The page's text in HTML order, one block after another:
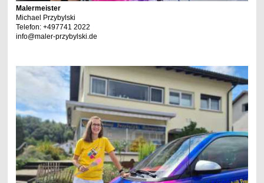
Malermeister
Michael Przybylski
Telefon: +497741 2022
info@maler-przybylski.de